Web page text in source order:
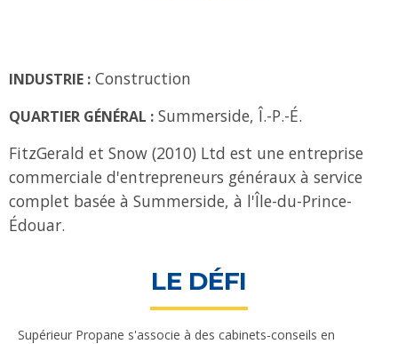
INDUSTRIE : Construction
QUARTIER GÉNÉRAL : Summerside, Î.-P.-É.
FitzGerald et Snow (2010) Ltd est une entreprise
commerciale d'entrepreneurs généraux à service
complet basée à Summerside, à l'Île-du-Prince-
Édouar.
LE DÉFI
Supérieur Propane s'associe à des cabinets-conseils en